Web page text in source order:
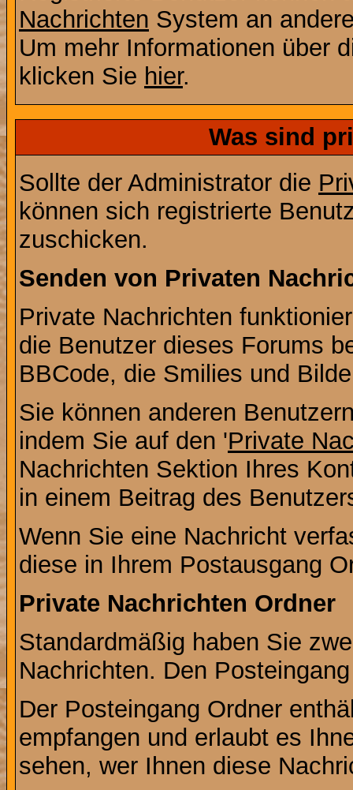
Nachrichten System an
Um mehr Informationen über
klicken Sie hier.
Was sind
Sollte der Administrator die
können sich registrierte
zuschicken.
Senden von Privaten
Private Nachrichten
die Benutzer dieses Forums
BBCode, die Smilies und
Sie können anderen
indem Sie auf den 'Private
Nachrichten Sektion Ihres
in einem Beitrag des
Wenn Sie eine Nachricht
diese in Ihrem Postausgang
Private Nachrichten Ordner
Standardmäßig haben Sie
Nachrichten. Den
Der Posteingang Ordner
empfangen und erlaubt es
sehen, wer Ihnen diese